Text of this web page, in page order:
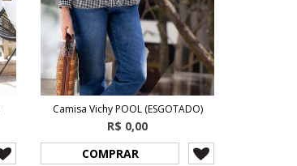
Camisa Vichy POOL (ESGOTADO)
R$ 0,00
COMPRAR